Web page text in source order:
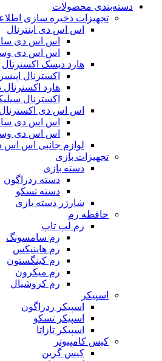
دسته‌بندی محصولات
تجهیزات ذخیره سازی
اس اس دی اینترنال
اس اس دی
اس اس دی
هارد دیسک اکسترنال
اکسترنال اپیسر
هارد اکسترنال
اکسترنال
اس اس دی اکسترنال
اس اس دی
اس اس دی
لوازم جانبی اس اس
تجهیزات بازی
دسته بازی
دسته ردراگون
دسته تسکو
شارژر دسته بازی
حافظه رم
رم لپ تاپ
رم سامسونگ
رم هاینیکس
رم کینگستون
رم میکرون
رم کروشیال
اسپیکر
اسپیکر ردراگون
اسپیکر تسکو
اسپیکر تازاتا
کیس کامپیوتر
کیس گرین